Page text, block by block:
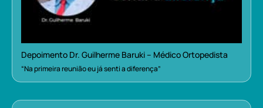
Depoimento Dr. Guilherme Baruki – Médico Ortopedista
“Na primeira reunião eu já senti a diferença”